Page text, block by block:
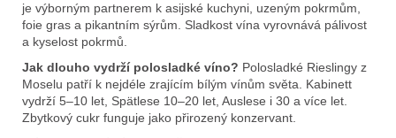
je výborným partnerem k asijské kuchyni, uzeným pokrmům,
foie gras a pikantním sýrům. Sladkost vína vyrovnává pálivost
a kyselost pokrmů.
Jak dlouho vydrží polosladké víno? Polosladké Rieslingy z
Moselu patří k nejdéle zrajícím bílým vínům světa. Kabinett
vydrží 5–10 let, Spätlese 10–20 let, Auslese i 30 a více let.
Zbytkový cukr funguje jako přirozený konzervant.